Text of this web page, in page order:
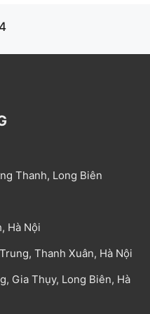
Thanh, Long Biên
Hà Nội
Thanh Xuân, Hà Nội
Gia Thụy, Long Biên, Hà